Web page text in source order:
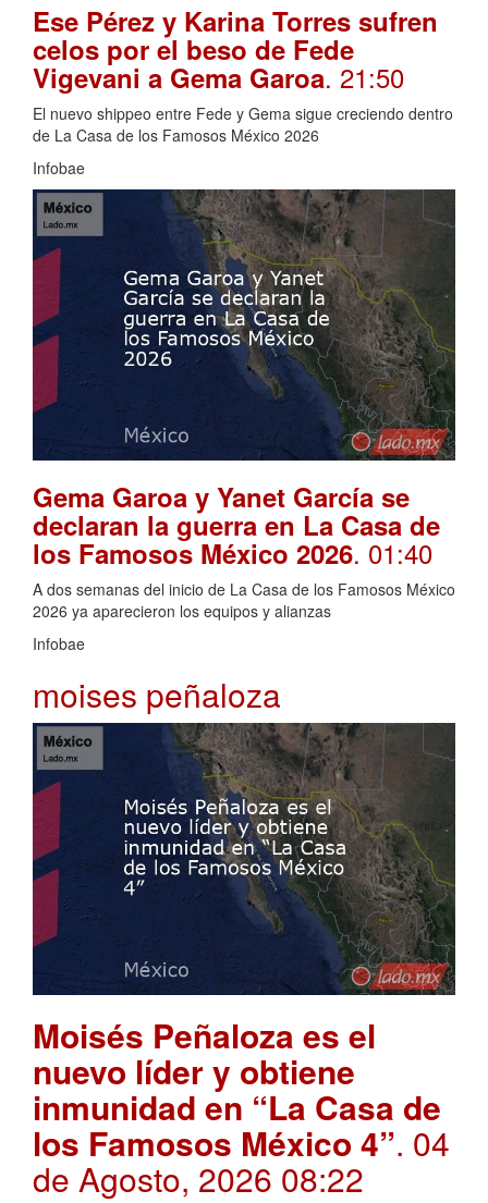
Ese Pérez y Karina Torres sufren
celos por el beso de Fede
Vigevani a Gema Garoa. 21:50
El nuevo shippeo entre Fede y Gema sigue creciendo dentro
de La Casa de los Famosos México 2026
Infobae
Gema Garoa y Yanet García se
declaran la guerra en La Casa de
los Famosos México 2026. 01:40
A dos semanas del inicio de La Casa de los Famosos México
2026 ya aparecieron los equipos y alianzas
Infobae
moises peñaloza
Moisés Peñaloza es el
nuevo líder y obtiene
inmunidad en “La Casa de
los Famosos México 4”. 04
de Agosto, 2026 08:22